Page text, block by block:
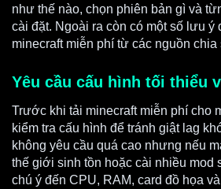
như thế nào, chọn phiên bản gì và
cài đặt. Ngoài ra còn có một số lưu ý
minecraft miễn phí từ các nguồn chia
Yêu cầu cấu hình tối thiểu
Trước khi tải minecraft miễn phí cho
kiểm tra cấu hình để tránh giật lag
không yêu cầu quá cao nhưng nếu
thế giới sinh tồn hoặc cài nhiều mod
chú ý đến CPU, RAM, card đồ họa